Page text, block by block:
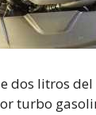
dos litros
turbo